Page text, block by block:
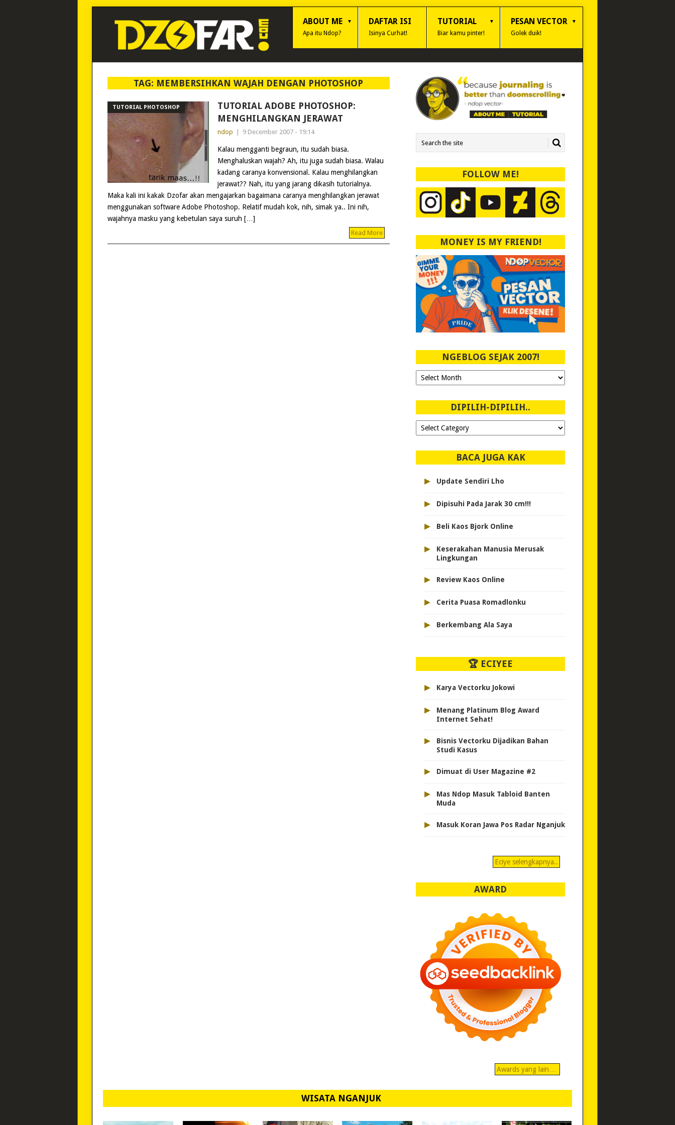
ABOUT ME
Apa itu Ndop?
DAFTAR ISI
Isinya Curhat!
TUTORIAL
Biar kamu pinter!
PESAN VECTOR
Golek duik!
TAG: MEMBERSIHKAN WAJAH DENGAN PHOTOSHOP
TUTORIAL PHOTOSHOP
TUTORIAL ADOBE PHOTOSHOP:
MENGHILANGKAN JERAWAT
ndop 9 December 2007 - 19:14
Kalau mengganti begraun, itu sudah biasa.
Menghaluskan wajah? Ah, itu juga sudah biasa. Walau
kadang caranya konvensional. Kalau menghilangkan
jerawat?? Nah, itu yang jarang dikasih tutorialnya.
Maka kali ini kakak Dzofar akan mengajarkan bagaimana caranya menghilangkan jerawat
menggunakan software Adobe Photoshop. Relatif mudah kok, nih, simak ya.. Ini nih,
wajahnya masku yang kebetulan saya suruh […]
Read More
FOLLOW ME!
MONEY IS MY FRIEND!
NGEBLOG SEJAK 2007!
Ngeblog
Sejak
DIPILIH-DIPILIH..
Dipilih-
dipilih..
BACA JUGA KAK
▸ Update Sendiri Lho
▸ Dipisuhi Pada Jarak 30 cm!!!
▸ Beli Kaos Bjork Online
▸
Keserakahan Manusia Merusak
Lingkungan
▸ Review Kaos Online
▸ Cerita Puasa Romadlonku
▸ Berkembang Ala Saya
🏆 ECIYEE
▸ Karya Vectorku Jokowi
▸
Menang Platinum Blog Award
Internet Sehat!
▸
Bisnis Vectorku Dijadikan Bahan
Studi Kasus
▸ Dimuat di User Magazine #2
▸
Mas Ndop Masuk Tabloid Banten
Muda
▸ Masuk Koran Jawa Pos Radar Nganjuk
Eciye selengkapnya..
AWARD
Awards yang lain…
WISATA NGANJUK